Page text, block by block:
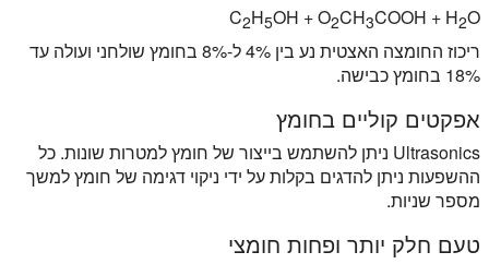
C2H5OH + O2CH3COOH + H2O
ריכוז החומצה האצטית נע בין 4% ל-8% בחומץ שולחני ועולה עד
18% בחומץ כבישה.
אפקטים קוליים בחומץ
Ultrasonics ניתן להשתמש בייצור של חומץ למטרות שונות. כל
ההשפעות ניתן להדגים בקלותעל ידי ניקוי דגימה של חומץ למשך
מספר שניות.
טעם חלק יותר ופחות חומצי